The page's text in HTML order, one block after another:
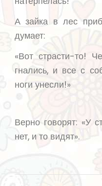
А зайка в лес
думает:
«Вот страсти-то!
гнались, и все с
ноги унесли!»
Верно говорят: «У
нет, и то видят».